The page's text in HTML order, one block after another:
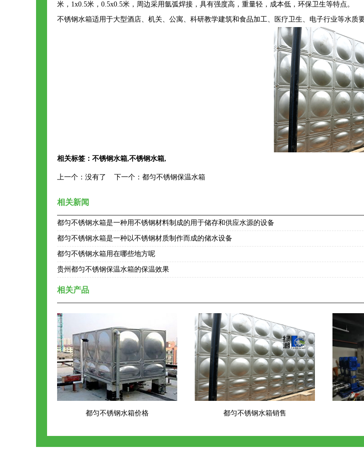
米，1x0.5米，0.5x0.5米，周边采用氩弧焊接，具有强度高，重量轻，成本低，环保卫生等特点。
不锈钢水箱适用于大型酒店、机关、公寓、科研教学建筑和食品加工、医疗卫生、电子行业等水质
相关标签： 不锈钢水箱,不锈钢水箱,
上一个： 没有了 下一个： 都匀不锈钢保温水箱
相关新闻
都匀不锈钢水箱是一种用不锈钢材料制成的用于储存和供应水源的设备
都匀不锈钢水箱是一种以不锈钢材质制作而成的储水设备
都匀不锈钢水箱用在哪些地方呢
贵州都匀不锈钢保温水箱的保温效果
相关产品
都匀不锈钢水箱价格 都匀不锈钢水箱销售